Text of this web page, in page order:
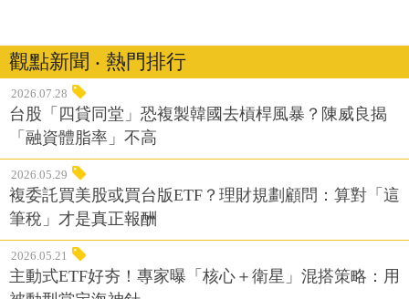
觀點新聞 ‧ 熱門排行
2026.07.28
台股「四貸同堂」恐複製韓國去槓桿風暴？陳威良揭
「融資體脂率」不高
2026.05.29
複委託買美股或買台版ETF？理財規劃顧問：算對「這
筆稅」才是真正報酬
2026.05.21
主動式ETF好夯！專家曝「核心＋衛星」混搭策略：用